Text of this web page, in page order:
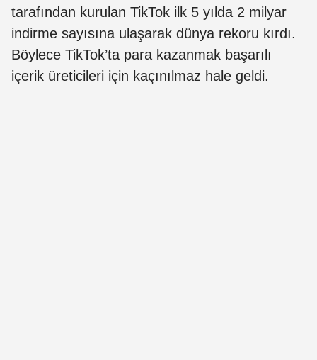
tarafından kurulan TikTok ilk 5 yılda 2 milyar
indirme sayısına ulaşarak dünya rekoru kırdı.
Böylece TikTok’ta para kazanmak başarılı
içerik üreticileri için kaçınılmaz hale geldi.